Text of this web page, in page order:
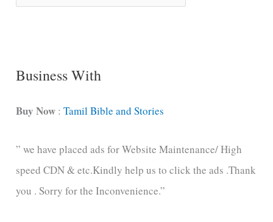
o
C
t
g
o
r
Business With
Buy Now :Tamil Bible and Stories
” we have placed ads for Website Maintenance/ High
speed CDN & etc.Kindly help us to click the ads .Thank
you . Sorry for the Inconvenience.”